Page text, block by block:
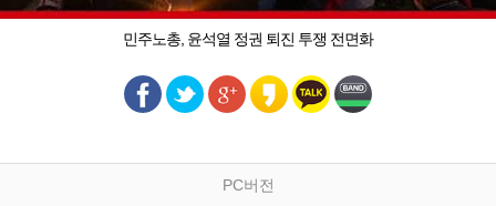
민주노총, 윤석열 정권 퇴진 투쟁 전면화
PC버전